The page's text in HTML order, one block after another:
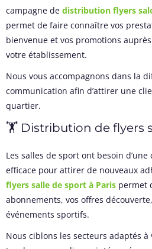
campagne de distribution flyers
permet de faire connaître vos
bienvenue et vos promotions
votre établissement.
Nous vous accompagnons dans la
communication afin d’attirer une
quartier.
🏋️ Distribution de flyers
Les salles de sport ont besoin
efficace pour attirer de nouveaux
flyers salle de sport à Paris permet
abonnements, vos offres
événements sportifs.
Nous ciblons les secteurs adaptés